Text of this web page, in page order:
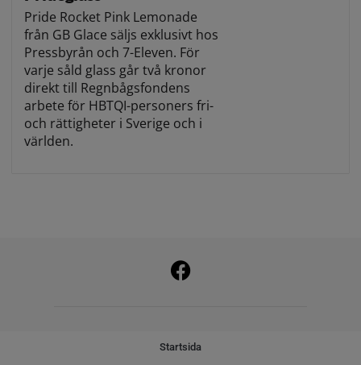
Pride Rocket Pink Lemonade
från GB Glace säljs exklusivt hos
Pressbyrån och 7-Eleven. För
varje såld glass går två kronor
direkt till Regnbågsfondens
arbete för HBTQI-personers fri-
och rättigheter i Sverige och i
världen.
Startsida